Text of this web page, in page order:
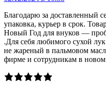
Благодарю за доставленный
упаковка, курьер в срок.
Новый Год для внуков —
.Для себя любимого сухой
не жареный в пальмовом
фирме и сотрудникам в